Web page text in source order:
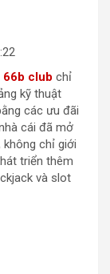
66b club chỉ
kỹ thuật
các ưu đãi
cái đã mở
chỉ giới
triển thêm
và slot